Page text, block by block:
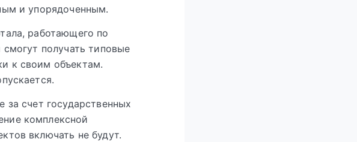
и упорядоченным.
работающего по
смогут получать типовые
к своим объектам.
за счет государственных
комплексной
включать не будут.